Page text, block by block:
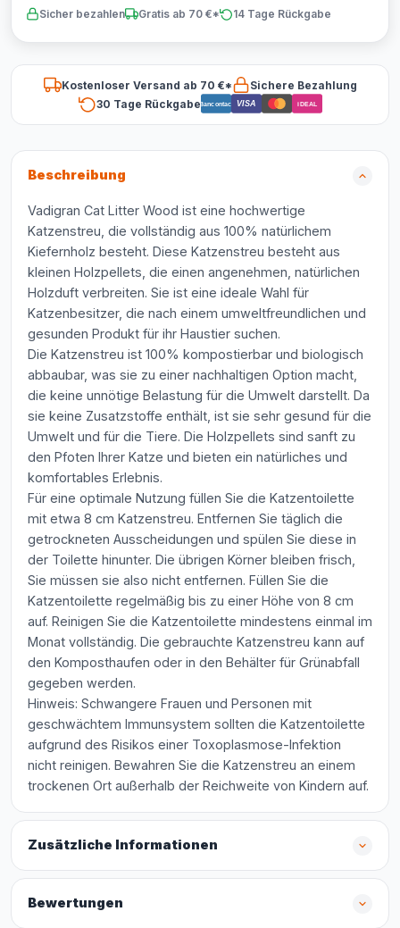
Sicher bezahlen Gratis ab 70 €* 14 Tage Rückgabe
Kostenloser Versand ab 70 €*
Sichere Bezahlung
30 Tage RückgabeBancontact VISA iDEAL
Beschreibung
Vadigran Cat Litter Wood ist eine hochwertige
Katzenstreu, die vollständig aus 100% natürlichem
Kiefernholz besteht. Diese Katzenstreu besteht aus
kleinen Holzpellets, die einen angenehmen, natürlichen
Holzduft verbreiten. Sie ist eine ideale Wahl für
Katzenbesitzer, die nach einem umweltfreundlichen und
gesunden Produkt für ihr Haustier suchen.
Die Katzenstreu ist 100% kompostierbar und biologisch
abbaubar, was sie zu einer nachhaltigen Option macht,
die keine unnötige Belastung für die Umwelt darstellt. Da
sie keine Zusatzstoffe enthält, ist sie sehr gesund für die
Umwelt und für die Tiere. Die Holzpellets sind sanft zu
den Pfoten Ihrer Katze und bieten ein natürliches und
komfortables Erlebnis.
Für eine optimale Nutzung füllen Sie die Katzentoilette
mit etwa 8 cm Katzenstreu. Entfernen Sie täglich die
getrockneten Ausscheidungen und spülen Sie diese in
der Toilette hinunter. Die übrigen Körner bleiben frisch,
Sie müssen sie also nicht entfernen. Füllen Sie die
Katzentoilette regelmäßig bis zu einer Höhe von 8 cm
auf. Reinigen Sie die Katzentoilette mindestens einmal im
Monat vollständig. Die gebrauchte Katzenstreu kann auf
den Komposthaufen oder in den Behälter für Grünabfall
gegeben werden.
Hinweis: Schwangere Frauen und Personen mit
geschwächtem Immunsystem sollten die Katzentoilette
aufgrund des Risikos einer Toxoplasmose-Infektion
nicht reinigen. Bewahren Sie die Katzenstreu an einem
trockenen Ort außerhalb der Reichweite von Kindern auf.
Zusätzliche Informationen
Bewertungen